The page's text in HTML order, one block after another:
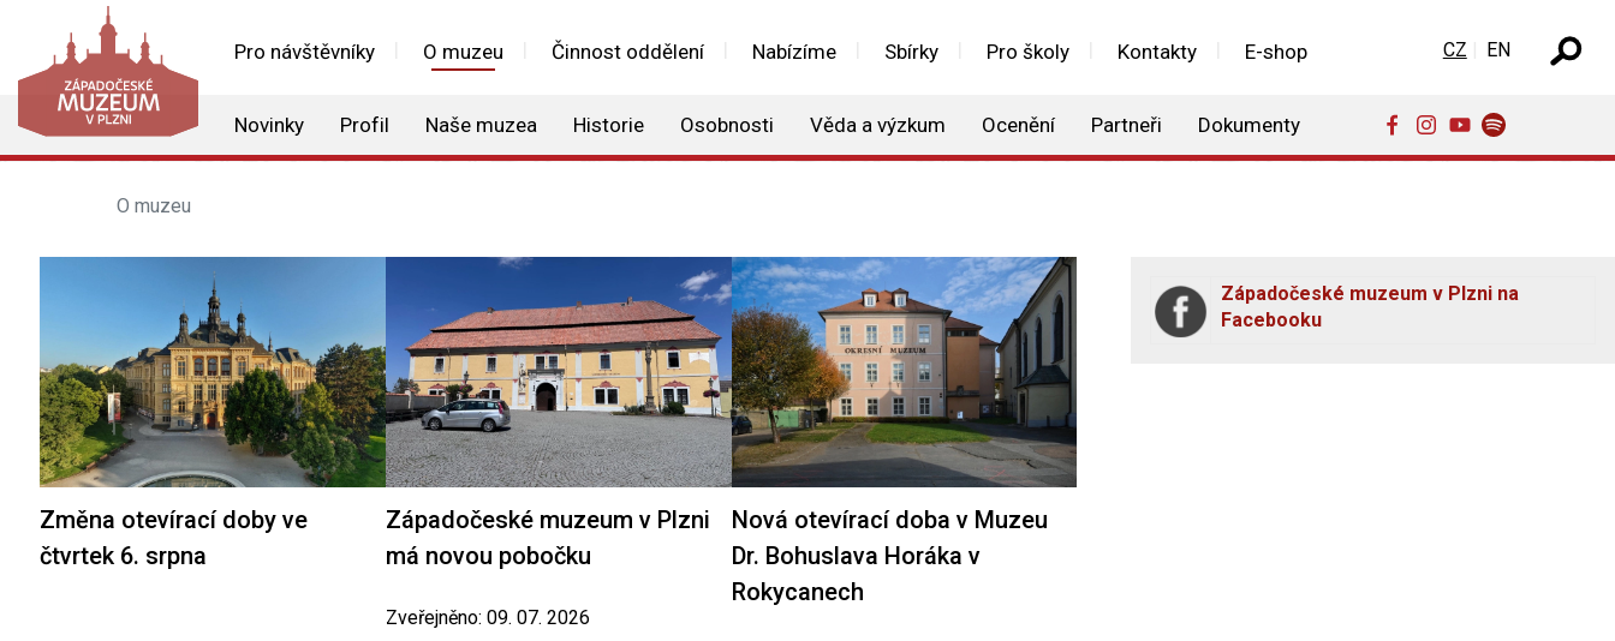
Pro návštěvníky O muzeu Činnost oddělení Nabízíme Sbírky Pro školy Kontakty E-shop
Novinky Profil Naše muzea Historie Osobnosti Věda a výzkum Ocenění Partneři Dokumenty
Zvolte jazyk
CZ EN
O muzeu
Změna otevírací doby ve
čtvrtek 6. srpna
Západočeské muzeum v Plzni
má novou pobočku
Zveřejněno: 09. 07. 2026
Nová otevírací doba v Muzeu
Dr. Bohuslava Horáka v
Rokycanech
Západočeské muzeum v Plzni na
Facebooku